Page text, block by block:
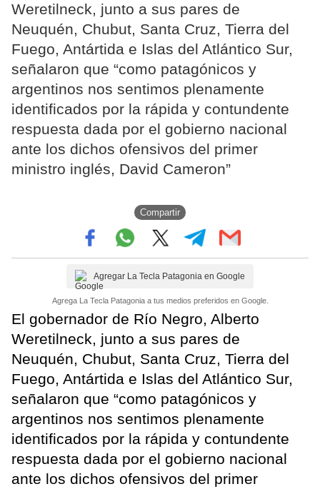
Weretilneck, junto a sus pares de
Neuquén, Chubut, Santa Cruz, Tierra del
Fuego, Antártida e Islas del Atlántico Sur,
señalaron que “como patagónicos y
argentinos nos sentimos plenamente
identificados por la rápida y contundente
respuesta dada por el gobierno nacional
ante los dichos ofensivos del primer
ministro inglés, David Cameron”
Compartir
Agregar La Tecla Patagonia en Google
Agrega La Tecla Patagonia a tus medios preferidos en Google.
El gobernador de Río Negro, Alberto
Weretilneck, junto a sus pares de
Neuquén, Chubut, Santa Cruz, Tierra del
Fuego, Antártida e Islas del Atlántico Sur,
señalaron que “como patagónicos y
argentinos nos sentimos plenamente
identificados por la rápida y contundente
respuesta dada por el gobierno nacional
ante los dichos ofensivos del primer